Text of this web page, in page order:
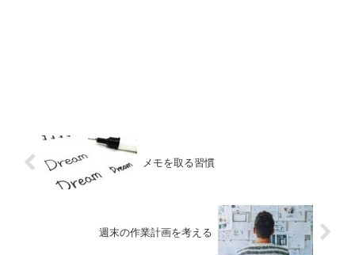
メモを取る習慣
週末の作業計画を考える